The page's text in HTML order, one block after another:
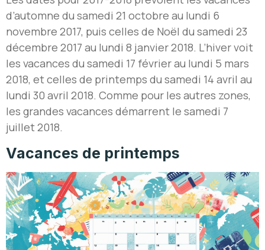
d’automne du samedi 21 octobre au lundi 6
novembre 2017, puis celles de Noël du samedi 23
décembre 2017 au lundi 8 janvier 2018. L’hiver voit
les vacances du samedi 17 février au lundi 5 mars
2018, et celles de printemps du samedi 14 avril au
lundi 30 avril 2018. Comme pour les autres zones,
les grandes vacances démarrent le samedi 7
juillet 2018.
Vacances de printemps